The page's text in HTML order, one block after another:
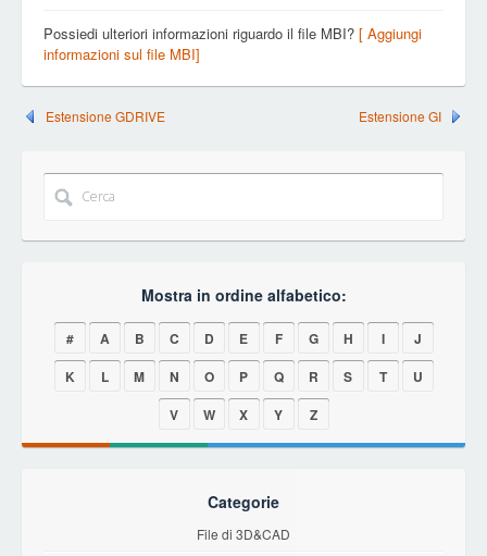
Possiedi ulteriori informazioni riguardo il file MBI? [ Aggiungi
informazioni sul file MBI]
Estensione GDRIVE Estensione GI
Mostra in ordine alfabetico:
# A B C D E F G H I
J
K
L M N O P Q R S T
U
V
W X Y Z
Categorie
File di 3D&CAD